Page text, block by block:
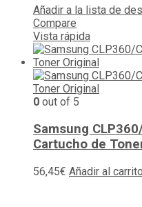
Añadir a la lista de
Compare
Vista rápida
0 out of 5
Samsung
Cartucho de
56,45€ Añadir al carrito